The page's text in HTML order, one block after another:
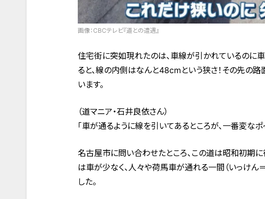
画像：CBCテレビ『道との遭遇』
住宅街に突如現れたのは、車線が引かれているのに
ると、線の内側はなんと48cmという狭さ！その先の
います。
（道マニア・石井良依さん）
「車が通るように線を引いてあるところが、一番変なポ
名古屋市に問い合わせたところ、この道は昭和初期
は車が少なく、人々や荷馬車が通れる一間（いっけ
した。